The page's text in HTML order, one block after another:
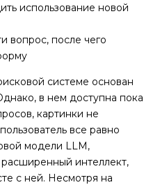
использование новой
вопрос, после чего
системе основан
в нем доступна пока
картинки не
все равно
модели LLM,
интеллект,
с ней. Несмотря на